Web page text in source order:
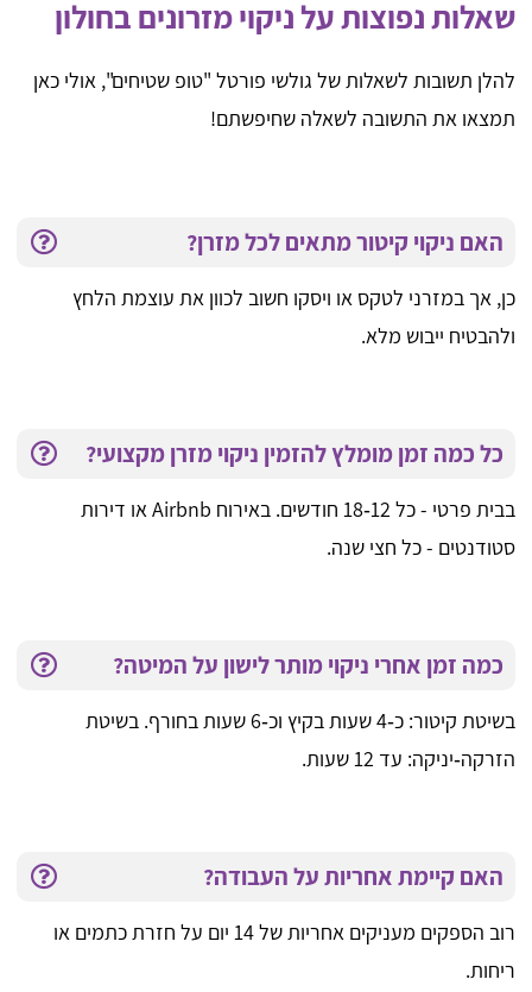
שאלות נפוצות על ניקוי מזרונים בחולון
להלן תשובות לשאלות של גולשי פורטל "טופ שטיחים", אולי כאן
תמצאו את התשובה לשאלה שחיפשתם!
האם ניקוי קיטור מתאים לכל מזרן?
כן, אך במזרני לטקס או ויסקו חשוב לכוון את עוצמת הלחץ
ולהבטיח ייבוש מלא.
כל כמה זמן מומלץ להזמין ניקוי מזרן מקצועי?
בבית פרטי - כל 12‑18 חודשים. באירוח Airbnb או דירות
סטודנטים - כל חצי שנה.
כמה זמן אחרי ניקוי מותר לישון על המיטה?
בשיטת קיטור: כ‑4 שעות בקיץ וכ‑6 שעות בחורף. בשיטת
הזרקה‑יניקה: עד 12 שעות.
האם קיימת אחריות על העבודה?
רוב הספקים מעניקים אחריות של 14 יום על חזרת כתמים או
ריחות.